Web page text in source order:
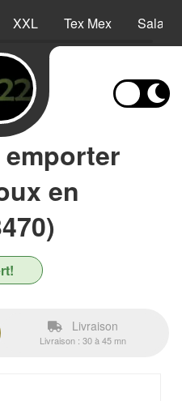
XXL Tex Mex
en
Livraison
Livraison : 30 à 45 mn